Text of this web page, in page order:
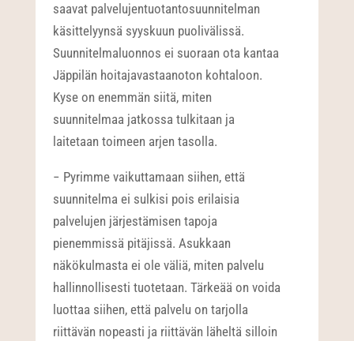
saavat palvelujentuotantosuunnitelman
käsittelyynsä syyskuun puolivälissä.
Suunnitelmaluonnos ei suoraan ota kantaa
Jäppilän hoitajavastaanoton kohtaloon.
Kyse on enemmän siitä, miten
suunnitelmaa jatkossa tulkitaan ja
laitetaan toimeen arjen tasolla.
− Pyrimme vaikuttamaan siihen, että
suunnitelma ei sulkisi pois erilaisia
palvelujen järjestämisen tapoja
pienemmissä pitäjissä. Asukkaan
näkökulmasta ei ole väliä, miten palvelu
hallinnollisesti tuotetaan. Tärkeää on voida
luottaa siihen, että palvelu on tarjolla
riittävän nopeasti ja riittävän läheltä silloin